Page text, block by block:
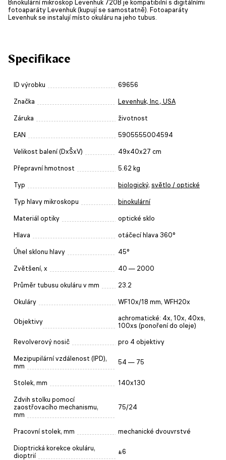
Binokulární mikroskop Levenhuk 720B je kompatibilní s digitálními
fotoaparáty Levenhuk (kupují se samostatně). Fotoaparáty
Levenhuk se instalují místo okuláru na jeho tubus.
Specifikace
ID výrobku 69656
Značka Levenhuk, Inc., USA
Záruka životnost
EAN 5905555004594
Velikost balení (DxŠxV) 49x40x27 cm
Přepravní hmotnost 5.62 kg
Typ biologický, světlo / optické
Typ hlavy mikroskopu binokulární
Materiál optiky optické sklo
Hlava otáčecí hlava 360°
Úhel sklonu hlavy 45°
Zvětšení, x 40 — 2000
Průměr tubusu okuláru v mm 23.2
Okuláry WF10x/18 mm, WFH20x
Objektivy
achromatické: 4x, 10x, 40xs,
100xs (ponoření do oleje)
Revolverový nosič pro 4 objektivy
Mezipupilární vzdálenost (IPD),
mm
54 — 75
Stolek, mm 140х130
Zdvih stolku pomocí
zaostřovacího mechanismu,
mm
75/24
Pracovní stolek, mm mechanické dvouvrstvé
Dioptrická korekce okuláru,
dioptrií
±6